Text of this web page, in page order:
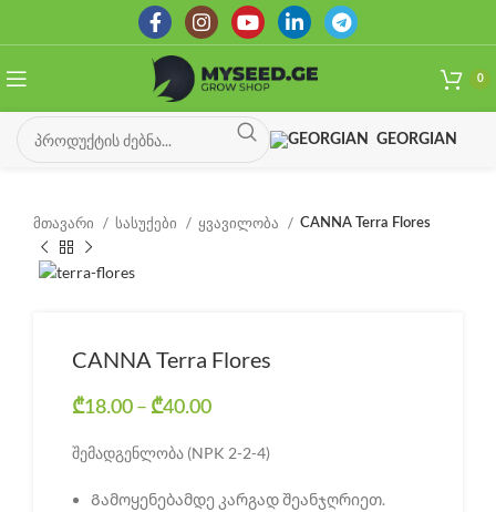
0
GEORGIAN
მთავარი სასუქები ყვავილობა CANNA Terra Flores
CANNA Terra Flores
₾18.00 – ₾40.00
შემადგენლობა (NPK 2-2-4)
Გამოყენებამდე კარგად შეანჯღრიეთ.